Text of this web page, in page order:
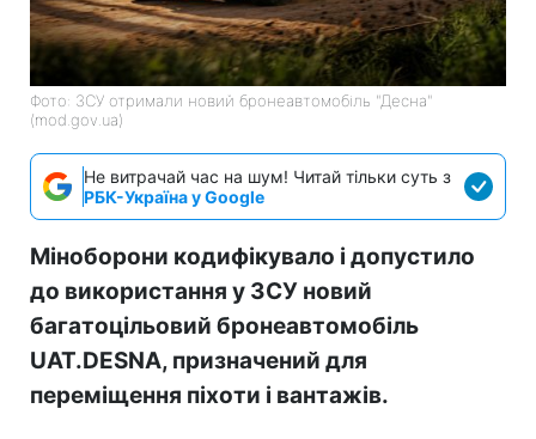
Фото: ЗСУ отримали новий бронеавтомобіль "Десна"
(mod.gov.ua)
Не витрачай час на шум! Читай тільки суть з
РБК-Україна у Google
Міноборони кодифікувало і допустило
до використання у ЗСУ новий
багатоцільовий бронеавтомобіль
UAT.DESNA, призначений для
переміщення піхоти і вантажів.